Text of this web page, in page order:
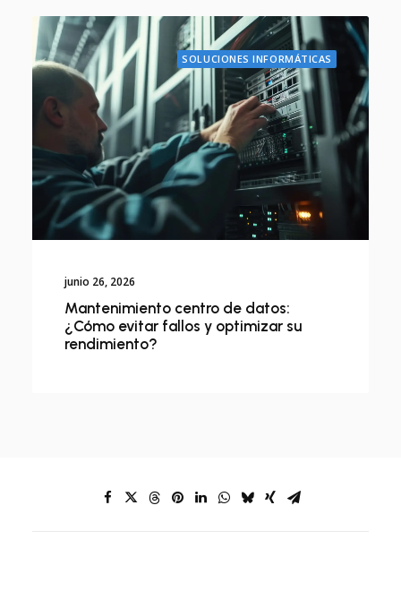
SOLUCIONES INFORMÁTICAS
junio 26, 2026
Mantenimiento centro de datos:
¿Cómo evitar fallos y optimizar su
rendimiento?